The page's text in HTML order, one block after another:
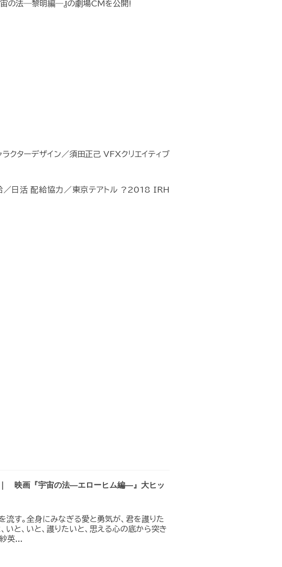
の法―黎明編―』の劇場CMを公開!
クターデザイン／須田正己 VFXクリエイティブ
日活 配給協力／東京テアトル ?2018 IRH
｜ 映画『宇宙の法―エローヒム編―』大ヒッ
流す。全身にみなぎる愛と勇気が、君を護りた
いと、いと、護りたいと、思える心の底から突き
英...